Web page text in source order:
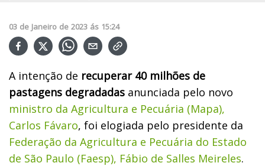
03 de Janeiro de 2023 ás 15:24
A intenção de recuperar 40 milhões de
pastagens degradadas anunciada pelo novo
ministro da Agricultura e Pecuária (Mapa),
Carlos Fávaro, foi elogiada pelo presidente da
Federação da Agricultura e Pecuária do Estado
de São Paulo (Faesp), Fábio de Salles Meireles.